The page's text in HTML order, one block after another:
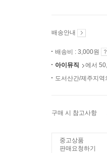
배송안내
배송비 : 3,000원
아이뮤직
에서
도서산간/제주지
구매 시 참고사항
중고상품
판매요청하기